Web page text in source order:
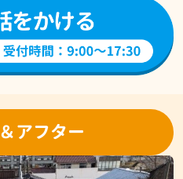
アフター